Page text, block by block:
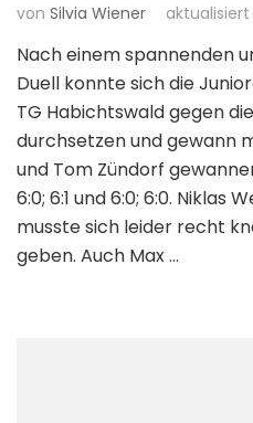
von Silvia Wiener
Nach einem spannenden
Duell konnte sich die
TG Habichtswald gegen
durchsetzen und gewann
und Tom Zündorf
6:0; 6:1 und 6:0; 6:0. Niklas
musste sich leider recht
geben. Auch Max …